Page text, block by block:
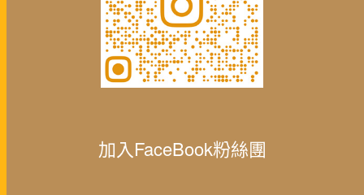
加入FaceBook粉絲團